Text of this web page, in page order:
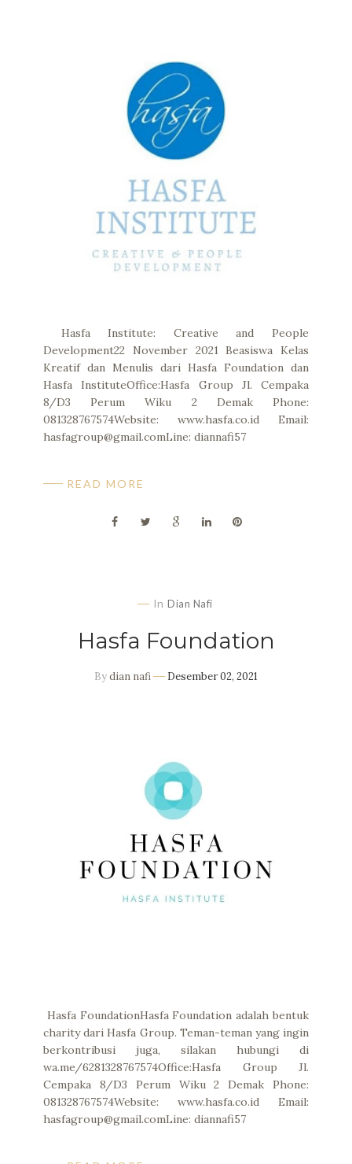
Hasfa Institute: Creative and People
Development22 November 2021 Beasiswa Kelas
Kreatif dan Menulis dari Hasfa Foundation dan
Hasfa InstituteOffice:Hasfa Group Jl. Cempaka
8/D3 Perum Wiku 2 Demak Phone:
081328767574Website: www.hasfa.co.id Email:
hasfagroup@gmail.comLine: diannafi57
READ MORE
In Dian Nafi
Hasfa Foundation
Bydian nafi Desember 02, 2021
Hasfa FoundationHasfa Foundation adalah bentuk
charity dari Hasfa Group. Teman-teman yang ingin
berkontribusi juga, silakan hubungi di
wa.me/6281328767574Office:Hasfa Group Jl.
Cempaka 8/D3 Perum Wiku 2 Demak Phone:
081328767574Website: www.hasfa.co.id Email:
hasfagroup@gmail.comLine: diannafi57